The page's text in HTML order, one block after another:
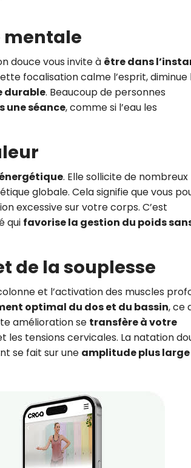
mentale
douce vous invite à être dans
focalisation calme l’esprit, diminue
durable. Beaucoup de personnes
une séance, comme si l’eau les
. Elle sollicite de nombreux
globale. Cela signifie que vous
excessive sur votre corps. C’est
qui favorise la gestion du poids
de la souplesse
et l’activation des muscles
optimal du dos et du bassin, ce
amélioration se transfère à votre
les tensions cervicales. La natation
se fait sur une amplitude plus large